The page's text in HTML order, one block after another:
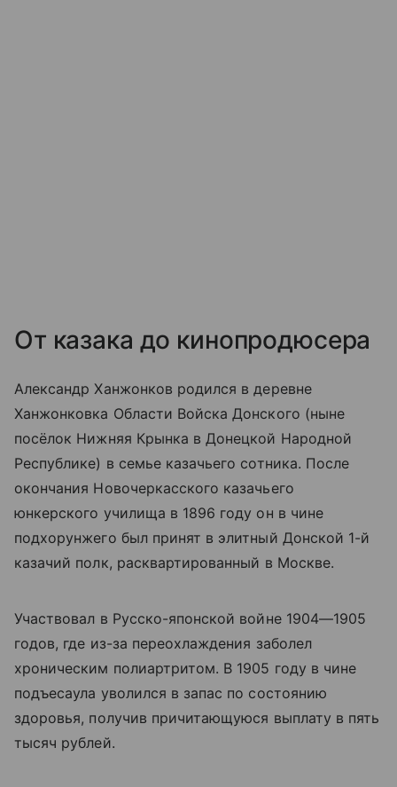
От казака до кинопродюсера
Александр Ханжонков родился в деревне
Ханжонковка Области Войска Донского (ныне
посёлок Нижняя Крынка в Донецкой Народной
Республике) в семье казачьего сотника. После
окончания Новочеркасского казачьего
юнкерского училища в 1896 году он в чине
подхорунжего был принят в элитный Донской 1-й
казачий полк, расквартированный в Москве.
Участвовал в Русско-японской войне 1904—1905
годов, где из-за переохлаждения заболел
хроническим полиартритом. В 1905 году в чине
подъесаула уволился в запас по состоянию
здоровья, получив причитающуюся выплату в пять
тысяч рублей.